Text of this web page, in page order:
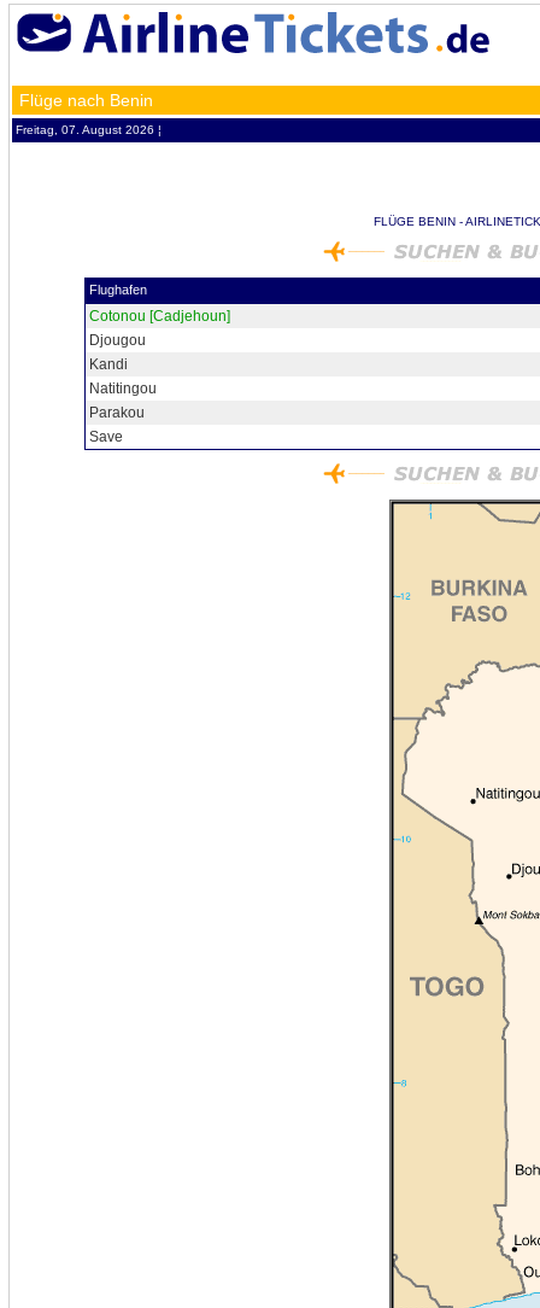
Flüge nach Benin
Freitag, 07. August 2026 ¦
FLÜGE BENIN -
Flughafen
Cotonou [Cadjehoun]
Djougou
Kandi
Natitingou
Parakou
Save